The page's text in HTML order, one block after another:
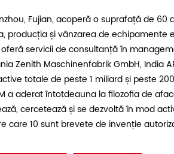
Fujian, acoperă o suprafață de
și vânzarea de
servicii de consultanță în
Maschinenfabrik GmbH, India
totale de peste 1 miliard și peste
aderat întotdeauna la filozofia de
cercetează și se dezvoltă în mod
10 sunt brevete de invenție